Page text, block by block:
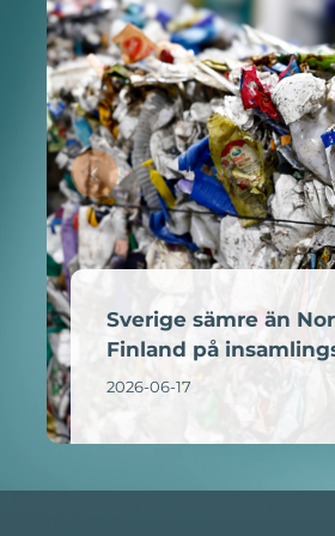
Sverige sämre än
Finland på
2026-06-17